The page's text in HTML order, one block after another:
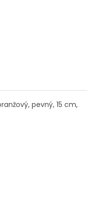
pevný, 15 cm,